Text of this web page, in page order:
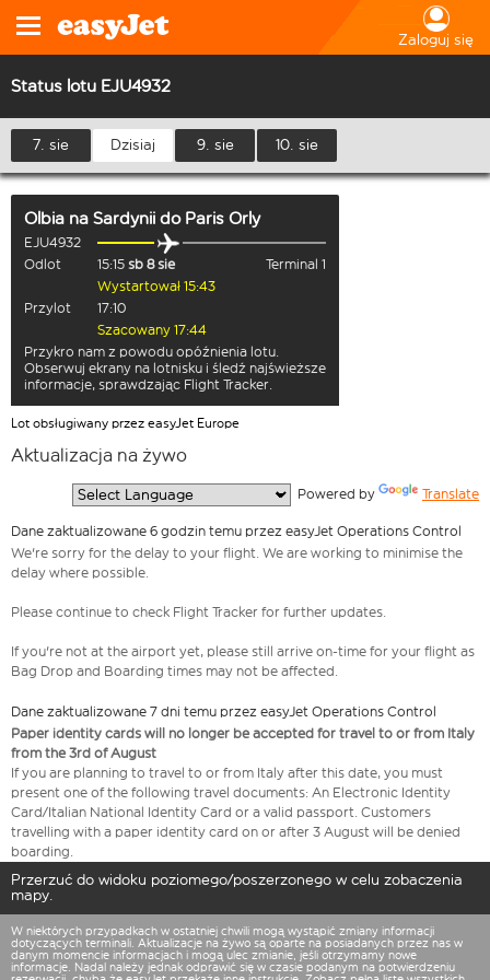
Zaloguj się
Status lotu EJU4932
7. sie Dzisiaj 9. sie 10. sie
Olbia na Sardynii do Paris Orly
EJU4932
Odlot
15:15 sb 8 sie
Terminal 1
Wystartował 15:43
Przylot
17:10
Szacowany 17:44
Przykro nam z powodu opóźnienia lotu.
Obserwuj ekrany na lotnisku i śledź najświeższe
informacje, sprawdzając Flight Tracker.
Lot obsługiwany przez easyJet Europe
Aktualizacja na żywo
Powered by Translate
Dane zaktualizowane 6 godzin temu przez easyJet Operations Control
We're sorry for the delay to your flight. We are working to minimise the
delay where possible.
Please continue to check Flight Tracker for further updates.
If you're not at the airport yet, please still arrive on-time for your flight as
Bag Drop and Boarding times may not be affected.
Dane zaktualizowane 7 dni temu przez easyJet Operations Control
Paper identity cards will no longer be accepted for travel to or from Italy
from the 3rd of August
If you are planning to travel to or from Italy after this date, you must
present one of the following travel documents: An Electronic Identity
Card/Italian National Identity Card or a valid passport. Customers
travelling with a paper identity card on or after 3 August will be denied
boarding.
Przerzuć do widoku poziomego/poszerzonego w celu zobaczenia
mapy.
W niektórych przypadkach w ostatniej chwili mogą wystąpić zmiany informacji
dotyczących terminali. Aktualizacje na żywo są oparte na posiadanych przez nas w
danym momencie informacjach i mogą ulec zmianie, jeśli otrzymamy nowe
informacje. Nadal należy jednak odprawić się w czasie podanym na potwierdzeniu